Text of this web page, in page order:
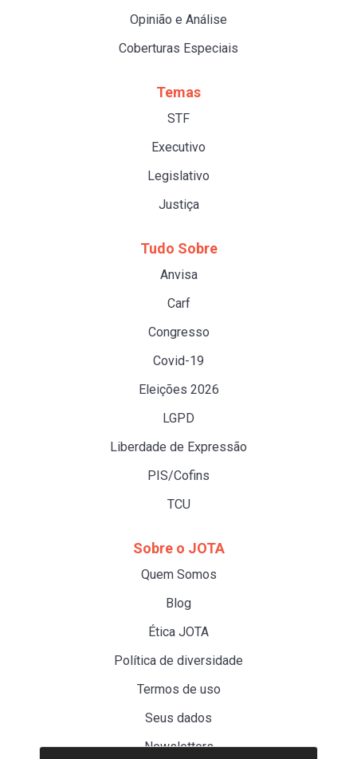
Opinião e Análise
Coberturas Especiais
Temas
STF
Executivo
Legislativo
Justiça
Tudo Sobre
Anvisa
Carf
Congresso
Covid-19
Eleições 2026
LGPD
Liberdade de Expressão
PIS/Cofins
TCU
Sobre o JOTA
Quem Somos
Blog
Ética JOTA
Política de diversidade
Termos de uso
Seus dados
Newsletters